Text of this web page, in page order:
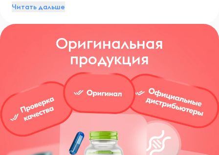
создания революционных средств для кожи,
Голливуда и клиентов со всего мира.
Читать дальше
Оригинальная
продукция